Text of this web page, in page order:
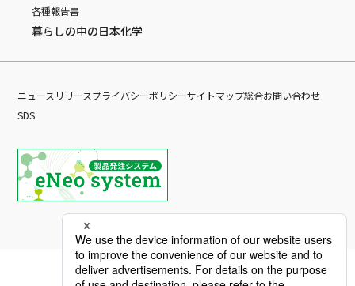
各種報告書
暮らしの中の日本化学
ニュースリリースプライバシーポリシーサイトマップ総合お問い合わせ
SDS